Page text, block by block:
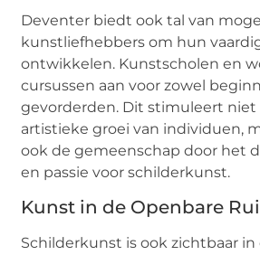
Deventer biedt ook tal van
kunstliefhebbers om hun
ontwikkelen. Kunstscholen en
cursussen aan voor zowel
gevorderden. Dit stimuleert niet
artistieke groei van individuen,
ook de gemeenschap door het
en passie voor schilderkunst.
Kunst in de Openbare
Schilderkunst is ook zichtbaar